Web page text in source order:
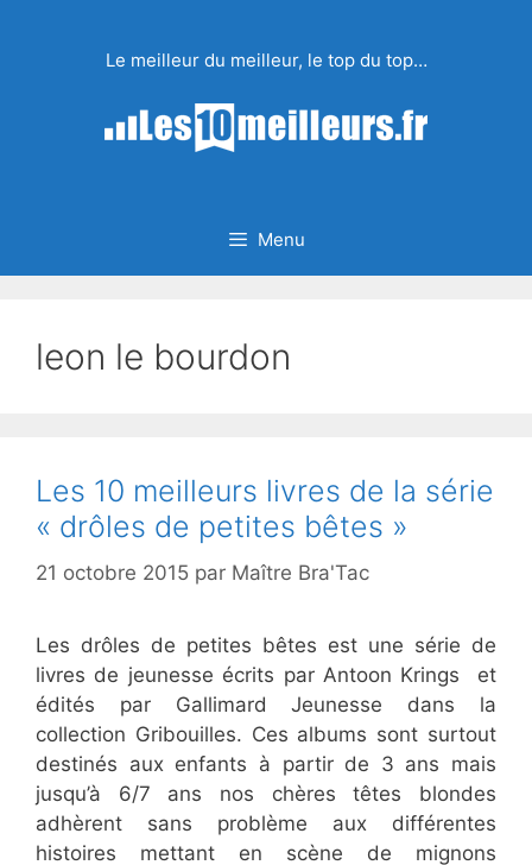
Le meilleur du meilleur, le top du top…
Menu
leon le bourdon
Les 10 meilleurs livres de la série
« drôles de petites bêtes »
21 octobre 2015 par Maître Bra'Tac
Les drôles de petites bêtes est une série de
livres de jeunesse écrits par Antoon Krings et
édités par Gallimard Jeunesse dans la
collection Gribouilles. Ces albums sont surtout
destinés aux enfants à partir de 3 ans mais
jusqu’à 6/7 ans nos chères têtes blondes
adhèrent sans problème aux différentes
histoires mettant en scène de mignons